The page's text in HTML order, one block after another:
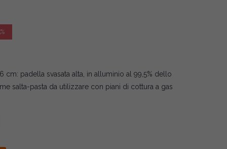
padella svasata alta, in alluminio al 99,5% dello
salta-pasta da utilizzare con piani di cottura a gas